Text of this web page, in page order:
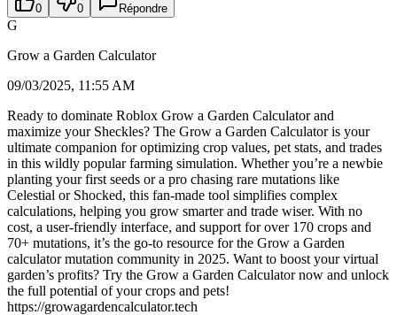
0 0 Répondre
G
Grow a Garden Calculator
09/03/2025, 11:55 AM
Ready to dominate Roblox Grow a Garden Calculator and
maximize your Sheckles? The Grow a Garden Calculator is your
ultimate companion for optimizing crop values, pet stats, and trades
in this wildly popular farming simulation. Whether you’re a newbie
planting your first seeds or a pro chasing rare mutations like
Celestial or Shocked, this fan-made tool simplifies complex
calculations, helping you grow smarter and trade wiser. With no
cost, a user-friendly interface, and support for over 170 crops and
70+ mutations, it’s the go-to resource for the Grow a Garden
calculator mutation community in 2025. Want to boost your virtual
garden’s profits? Try the Grow a Garden Calculator now and unlock
the full potential of your crops and pets!
https://growagardencalculator.tech